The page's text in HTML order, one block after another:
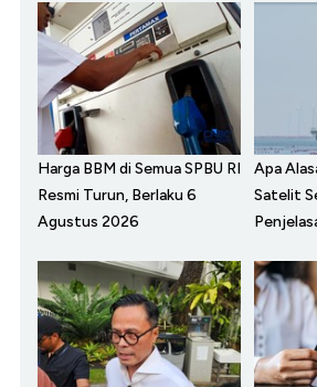
Harga BBM di Semua SPBU RI
Resmi Turun, Berlaku 6
Agustus 2026
Apa
Satelit